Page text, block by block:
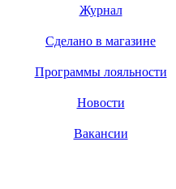
Журнал
Сделано в магазине
Программы лояльности
Новости
Вакансии